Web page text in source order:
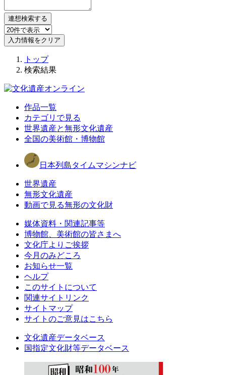
連想検索する
入力情報をクリア
トップ
検索結果
作品一覧
カテゴリで見る
世界遺産と無形文化遺産
全国の美術館・博物館
日本列島タイムマシンナビ
世界遺産
無形文化遺産
動画で見る無形の文化財
媒体資料・関連記事等
博物館、美術館の皆さまへ
文化庁よりご挨拶
今月のみどころ
お知らせ一覧
ヘルプ
このサイトについて
関連サイトリンク
サイトマップ
サイトのご意見はこちら
文化遺産データベース
国指定文化財等データベース